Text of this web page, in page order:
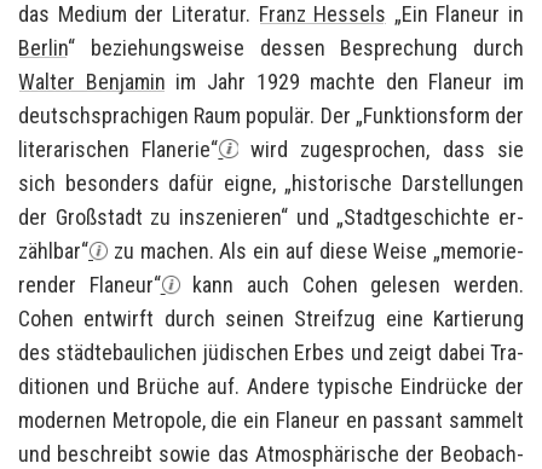
das Me­di­um der Li­te­ra­tur. Franz Hes­sels „Ein Fla­neur in
Ber­lin“ be­zie­hungs­wei­se des­sen Be­spre­chung durch
Wal­ter Ben­ja­min im Jahr 1929 mach­te den Fla­neur im
deutsch­spra­chi­gen Raum po­pu­lär. Der „Funk­ti­ons­form der
li­te­ra­ri­schen Fla­ne­rie“
wird zu­ge­spro­chen, dass sie
sich be­son­ders dafür eigne, „his­to­ri­sche Dar­stel­lun­gen
der Groß­stadt zu in­sze­nie­ren“ und „Stadt­ge­schich­te er­
zähl­bar“
zu ma­chen. Als ein auf diese Weise „me­mo­rie­
ren­der Fla­neur“
kann auch Cohen ge­le­sen wer­den.
Cohen ent­wirft durch sei­nen Streif­zug eine Kar­tie­rung
des städ­te­bau­li­chen jü­di­schen Erbes und zeigt dabei Tra­
di­tio­nen und Brü­che auf. An­de­re ty­pi­sche Ein­drü­cke der
mo­der­nen Me­tro­po­le, die ein Fla­neur en pas­sant sam­melt
und be­schreibt sowie das At­mo­sphä­ri­sche der Be­ob­ach­